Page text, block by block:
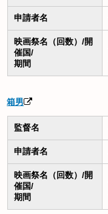
申請者名
映画祭名（回数）/開
催国/
期間
箱男
監督名
申請者名
映画祭名（回数）/開
催国/
期間